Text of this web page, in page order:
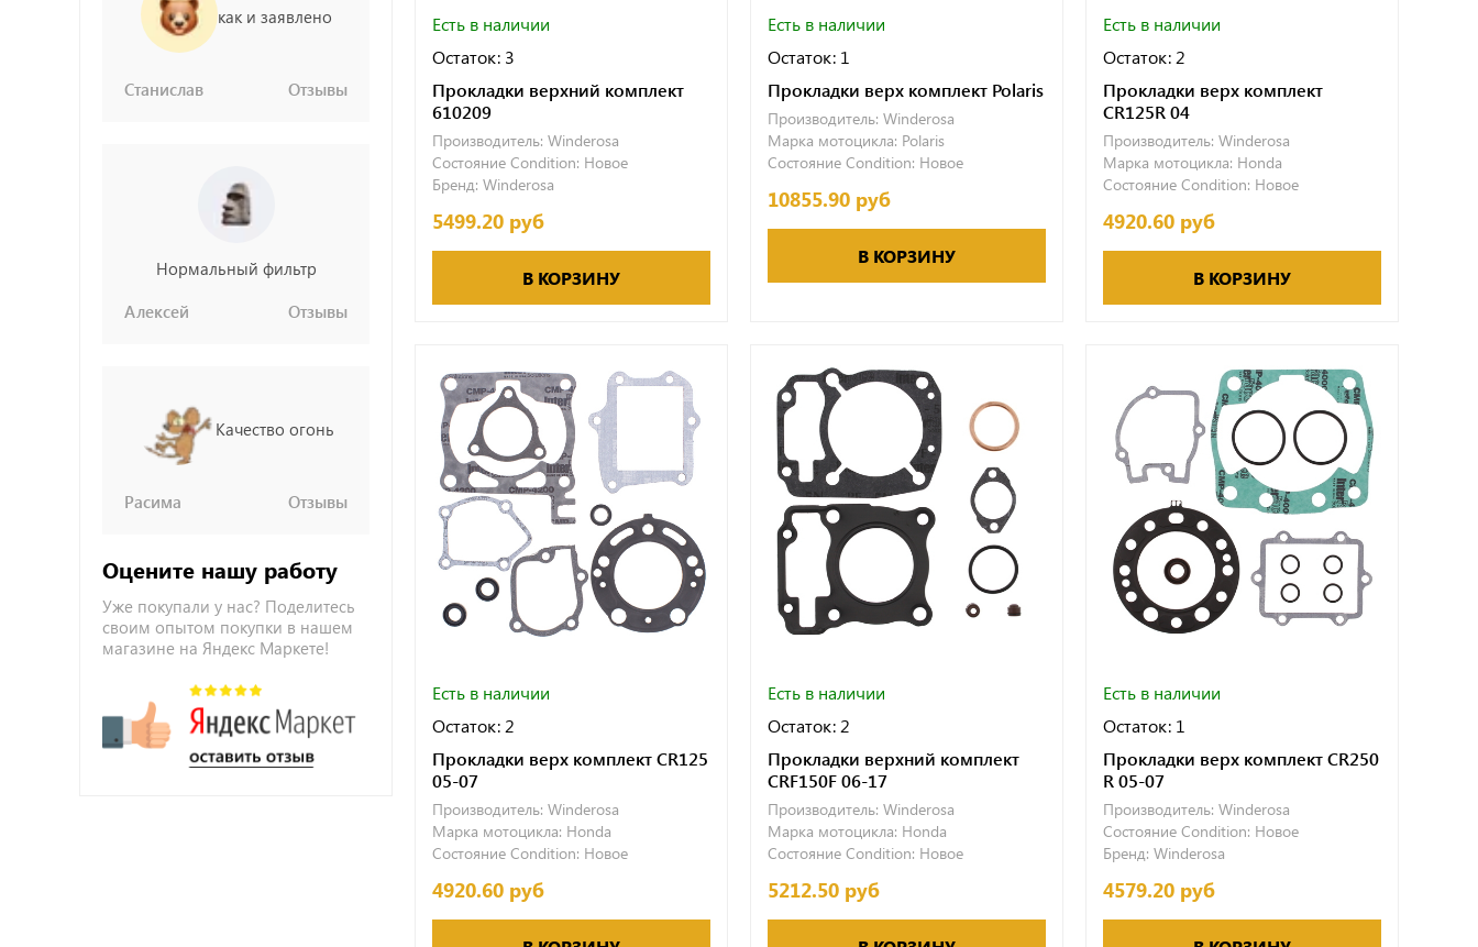
как и заявлено
Станислав Отзывы
Нормальный фильтр
Алексей
Отзывы
Качество огонь
Расима Отзывы
Оцените нашу работу
Уже покупали у нас? Поделитесь
своим опытом покупки в нашем
магазине на Яндекс Маркете!
Есть в наличии
Остаток: 3
Прокладки верхний комплект
610209
Производитель: Winderosa
Состояние Condition: Новое
Бренд: Winderosa
5499.20 руб
В КОРЗИНУ
Есть в наличии
Остаток: 1
Прокладки верх комплект Polaris
Производитель: Winderosa
Марка мотоцикла: Polaris
Состояние Condition: Новое
10855.90 руб
В КОРЗИНУ
Есть в наличии
Остаток: 2
Прокладки верх комплект
CR125R 04
Производитель: Winderosa
Марка мотоцикла: Honda
Состояние Condition: Новое
4920.60 руб
В КОРЗИНУ
Есть в наличии
Остаток: 2
Прокладки верх комплект CR125
05-07
Производитель: Winderosa
Марка мотоцикла: Honda
Состояние Condition: Новое
4920.60 руб
Есть в наличии
Остаток: 2
Прокладки верхний комплект
CRF150F 06-17
Производитель: Winderosa
Марка мотоцикла: Honda
Состояние Condition: Новое
5212.50 руб
Есть в наличии
Остаток: 1
Прокладки верх комплект CR250
R 05-07
Производитель: Winderosa
Состояние Condition: Новое
Бренд: Winderosa
4579.20 руб